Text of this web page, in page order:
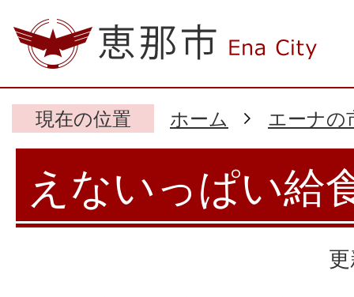
現在の位置 ホーム エーナの
えないっぱい給